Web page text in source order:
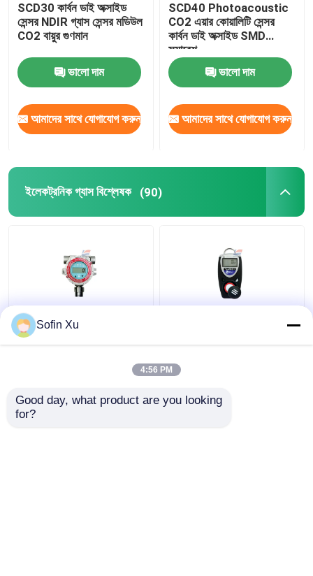
SCD30 কার্বন ডাই অক্সাইড
সেন্সর NDIR গ্যাস সেন্সর মডিউল
CO2 বায়ুর গুণমান
ভালো দাম
আমাদের সাথে যোগাযোগ করুন
SCD40 Photoacoustic
CO2 এয়ার কোয়ালিটি সেন্সর
কার্বন ডাই অক্সাইড SMD
সমাবেশ
ভালো দাম
আমাদের সাথে যোগাযোগ করুন
ইলেকট্রনিক গ্যাস বিশ্লেষক (90)
FGM-1200S ইলেকট্রনিক
গ্যাস বিশ্লেষক RS485 ফিক্সড
মডবাস ইনফ্রারেড গ্যাস ডিটেক্টর
ভালো দাম
অক্সাইড ডিটেক্টর, পোর্টেবল সিঙ্গেল
গ্যাস ডিটেক্টর টক্সিআরএ II
ভালো দাম
Sofin Xu
4:56 PM
Good day, what product are you looking
for?